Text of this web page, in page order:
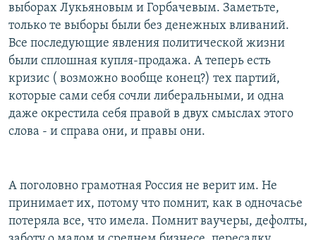
выборах Лукьяновым и Горбачевым. Заметьте,
только те выборы были без денежных вливаний.
Все последующие явления политической жизни
были сплошная купля-продажа. А теперь есть
кризис ( возможно вообще конец?) тех партий,
которые сами себя сочли либеральными, и одна
даже окрестила себя правой в двух смыслах этого
слова - и справа они, и правы они.
А поголовно грамотная Россия не верит им. Не
принимает их, потому что помнит, как в одночасье
потеряла все, что имела. Помнит ваучеры, дефолты,